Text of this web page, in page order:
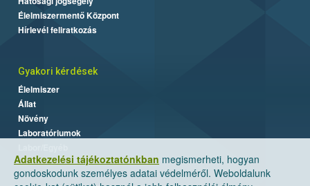
Adatkezelési tájékoztatónkban megismerheti, hogyan
gondoskodunk személyes adatai védelméről. Weboldalunk
Élelmiszermentő Központ
Hírlevél feliratkozás
Gyakori kérdések
Élelmiszer
Állat
Növény
Laboratóriumok